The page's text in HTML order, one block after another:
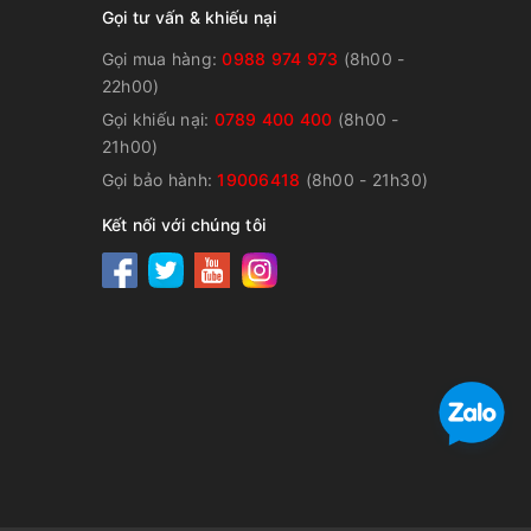
Gọi tư vấn & khiếu nại
Gọi mua hàng:0988 974 973 (8h00 -
22h00)
Gọi khiếu nại: 0789 400 400 (8h00 -
21h00)
Gọi bảo hành:19006418 (8h00 - 21h30)
Kết nối với chúng tôi